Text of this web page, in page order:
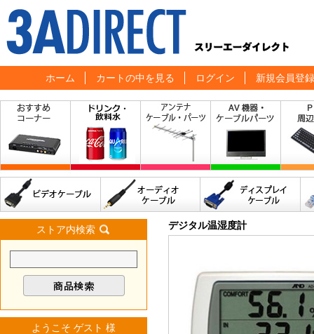
ホーム カートの中を見る ログイン 新規会員登録
ストア内検索
ようこそ ゲスト 様
デジタル温湿度計